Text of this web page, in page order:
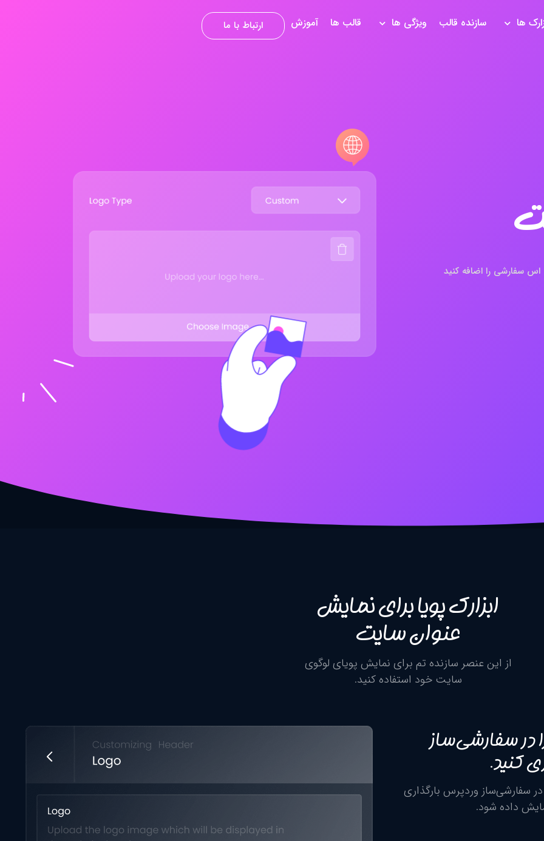
ها سازنده قالب ویژگی ها قالب ها آموزش ارتباط با ما
سفارشی را اضافه کنید
ابزارک پویا برای نمایش
عنوان سایت
از این عنصر سازنده تم برای نمایش پویای لوگوی
سایت خود استفاده کنید.
در سفارشی‌ساز
کنید.
سفارشی‌ساز وردپرس بارگذاری
داده شود.